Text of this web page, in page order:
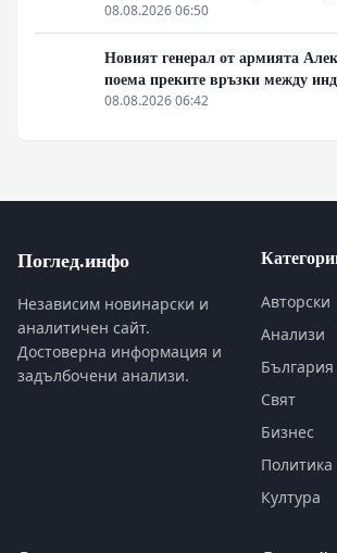
08.08.2026 06:50
Новият генерал от армията
поема преките връзки между
бойното поле
08.08.2026 06:42
Поглед.инфо
Независим новинарски и
аналитичен сайт.
Достоверна информация и
задълбочени анализи.
Авторски
Анализи
България
Свят
Бизнес
Политика
Култура